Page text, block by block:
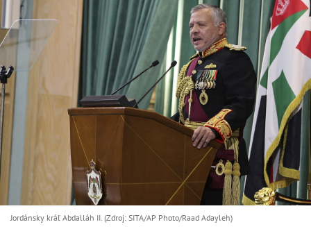
Jordánsky kráľ Abdalláh II. (Zdroj: SITA/AP Photo/Raad Adayleh)